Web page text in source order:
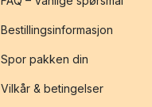
Bestillingsinformasjon
Spor pakken din
Vilkår & betingelser